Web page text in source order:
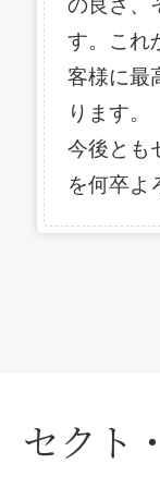
の良さ、
す。これ
客様に最
ります。
今後とも
を何卒よ
セクト